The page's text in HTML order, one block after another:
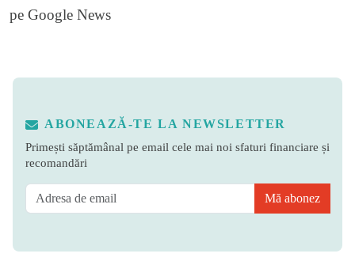
pe Google News
ABONEAZĂ-TE LA NEWSLETTER
Primești săptămânal pe email cele mai noi sfaturi financiare și
recomandări
Mă abonez